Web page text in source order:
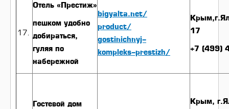
Отель «Престиж»
пешком удобно
добираться,
гуляя по
набережной
bigyalta.net/
product/
gostinichnyj-
kompleks-prestizh/
17
+7 (499)
Гостевой дом
Крым,